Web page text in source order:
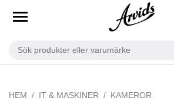
HEM IT & MASKINER KAMEROR